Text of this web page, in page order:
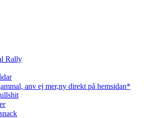
Rally
anv ej mer,ny direkt på hemsidan*